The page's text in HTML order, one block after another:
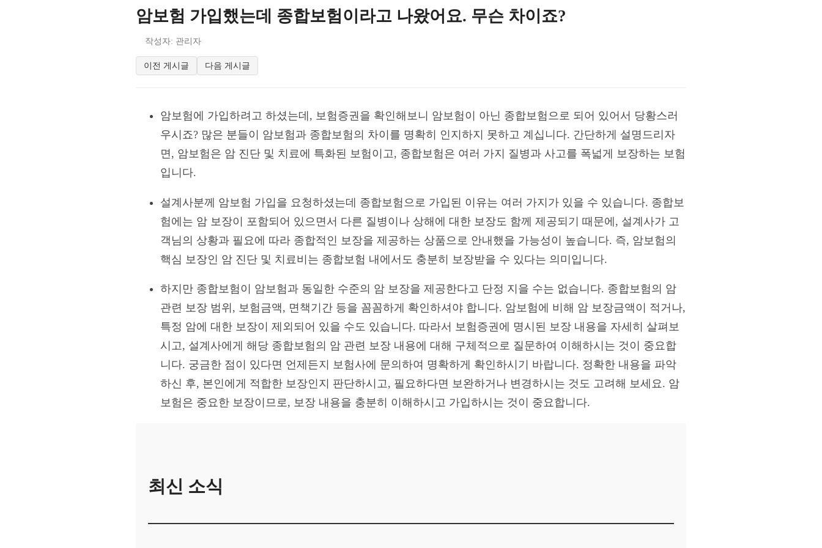
암보험 가입했는데 종합보험이라고 나왔어요. 무슨 차이죠?
작성자: 관리자
이전 게시글 다음 게시글
암보험에 가입하려고 하셨는데, 보험증권을 확인해보니 암보험이 아닌 종합보험으로 되어 있어서 당황스러
우시죠? 많은 분들이 암보험과 종합보험의 차이를 명확히 인지하지 못하고 계십니다. 간단하게 설명드리자
면, 암보험은 암 진단 및 치료에 특화된 보험이고, 종합보험은 여러 가지 질병과 사고를 폭넓게 보장하는 보험
입니다.
설계사분께 암보험 가입을 요청하셨는데 종합보험으로 가입된 이유는 여러 가지가 있을 수 있습니다. 종합보
험에는 암 보장이 포함되어 있으면서 다른 질병이나 상해에 대한 보장도 함께 제공되기 때문에, 설계사가 고
객님의 상황과 필요에 따라 종합적인 보장을 제공하는 상품으로 안내했을 가능성이 높습니다. 즉, 암보험의
핵심 보장인 암 진단 및 치료비는 종합보험 내에서도 충분히 보장받을 수 있다는 의미입니다.
하지만 종합보험이 암보험과 동일한 수준의 암 보장을 제공한다고 단정 지을 수는 없습니다. 종합보험의 암
관련 보장 범위, 보험금액, 면책기간 등을 꼼꼼하게 확인하셔야 합니다. 암보험에 비해 암 보장금액이 적거나,
특정 암에 대한 보장이 제외되어 있을 수도 있습니다. 따라서 보험증권에 명시된 보장 내용을 자세히 살펴보
시고, 설계사에게 해당 종합보험의 암 관련 보장 내용에 대해 구체적으로 질문하여 이해하시는 것이 중요합
니다. 궁금한 점이 있다면 언제든지 보험사에 문의하여 명확하게 확인하시기 바랍니다. 정확한 내용을 파악
하신 후, 본인에게 적합한 보장인지 판단하시고, 필요하다면 보완하거나 변경하시는 것도 고려해 보세요. 암
보험은 중요한 보장이므로, 보장 내용을 충분히 이해하시고 가입하시는 것이 중요합니다.
최신 소식